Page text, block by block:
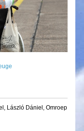
László Dániel, Omroep